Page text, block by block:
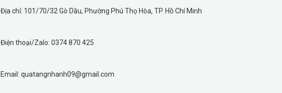
Địa chỉ: 101/70/32 Gò Dầu, Phường Phú Thọ Hòa, TP. Hồ Chí Minh
Điện thoại/Zalo: 0374 870 425
Email: quatangnhanh09@gmail.com